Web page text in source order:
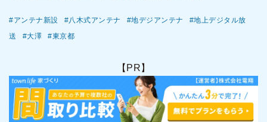
アンテナ新設 八木式アンテナ 地デジアンテナ
地上デジタル放
送
大澤 東京都
【PR】